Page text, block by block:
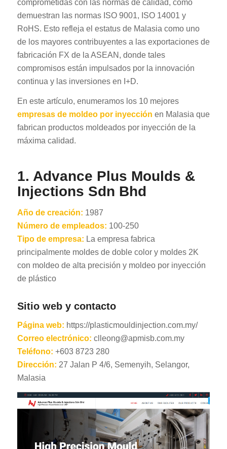
comprometidas con las normas de calidad, como
demuestran las normas ISO 9001, ISO 14001 y
RoHS. Esto refleja el estatus de Malasia como uno
de los mayores contribuyentes a las exportaciones de
fabricación FX de la ASEAN, donde tales
compromisos están impulsados por la innovación
continua y las inversiones en I+D.
En este artículo, enumeramos los 10 mejores
empresas de moldeo por inyección en Malasia que
fabrican productos moldeados por inyección de la
máxima calidad.
1. Advance Plus Moulds &
Injections Sdn Bhd
Año de creación: 1987
Número de empleados: 100-250
Tipo de empresa: La empresa fabrica
principalmente moldes de doble color y moldes 2K
con moldeo de alta precisión y moldeo por inyección
de plástico
Sitio web y contacto
Página web: https://plasticmouldinjection.com.my/
Correo electrónico: clleong@apmisb.com.my
Teléfono: +603 8723 280
Dirección: 27 Jalan P 4/6, Semenyih, Selangor,
Malasia